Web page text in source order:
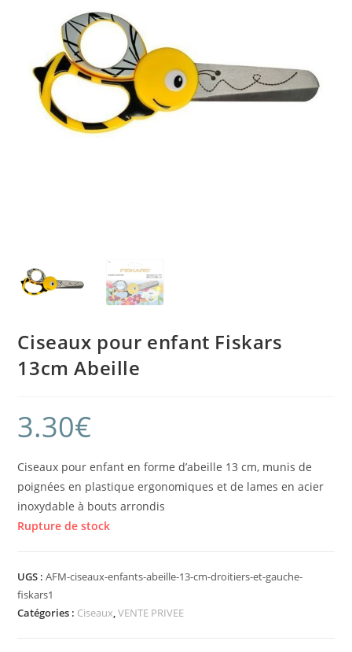
Ciseaux pour enfant Fiskars
13cm Abeille
3.30€
Ciseaux pour enfant en forme d’abeille 13 cm, munis de
poignées en plastique ergonomiques et de lames en acier
inoxydable à bouts arrondis
Rupture de stock
UGS :AFM-ciseaux-enfants-abeille-13-cm-droitiers-et-gauche-
fiskars1
Catégories : Ciseaux,VENTE PRIVEE